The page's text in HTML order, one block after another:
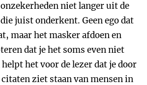
niet langer uit de
juist onderkent. Geen ego dat
maar het masker afdoen en
dat je het soms even niet
het voor de lezer dat je door
citaten ziet staan van mensen in